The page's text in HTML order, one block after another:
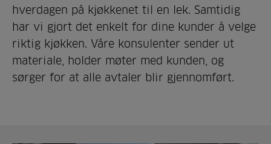
hverdagen på kjøkkenet til en lek. Samtidig
har vi gjort det enkelt for dine kunder å velge
riktig kjøkken. Våre konsulenter sender ut
materiale, holder møter med kunden, og
sørger for at alle avtaler blir gjennomført.